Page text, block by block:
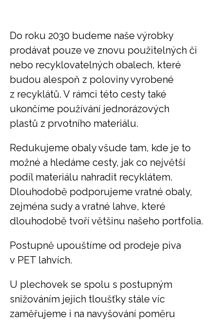
Do roku 2030 budeme naše výrobky
prodávat pouze ve znovu použitelných či
nebo recyklovatelných obalech, které
budou alespoň z poloviny vyrobené
z recyklátů. V rámci této cesty také
ukončíme používání jednorázových
plastů z prvotního materiálu.
Redukujeme obaly všude tam, kde je to
možné a hledáme cesty, jak co největší
podíl materiálu nahradit recyklátem.
Dlouhodobě podporujeme vratné obaly,
zejména sudy a vratné lahve, které
dlouhodobě tvoří většinu našeho portfolia.
Postupně upouštíme od prodeje piva
v PET lahvích.
U plechovek se spolu s postupným
snižováním jejich tloušťky stále víc
zaměřujeme i na navyšování poměru